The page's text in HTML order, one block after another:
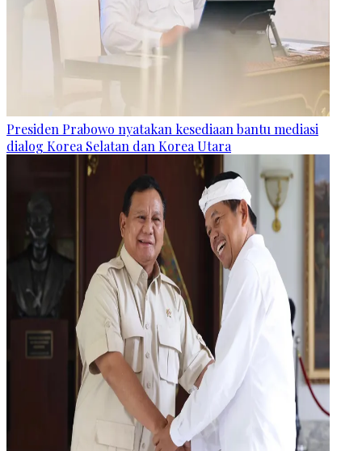
Presiden Prabowo nyatakan kesediaan bantu mediasi
dialog Korea Selatan dan Korea Utara